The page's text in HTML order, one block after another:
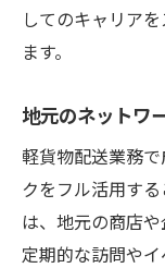
してのキャリア
ます。
地元のネットワ
軽貨物配送業務
クをフル活用す
は、地元の商店や
定期的な訪問や